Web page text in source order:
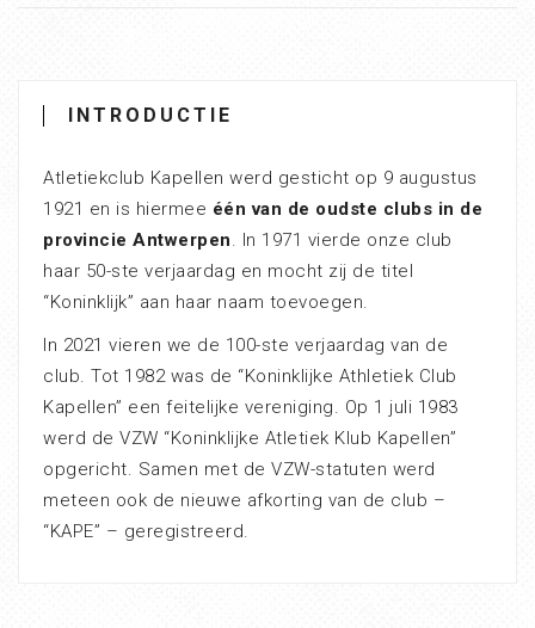
INTRODUCTIE
Atletiekclub Kapellen werd gesticht op 9 augustus
1921 en is hiermee één van de oudste clubs in de
provincie Antwerpen. In 1971 vierde onze club
haar 50-ste verjaardag en mocht zij de titel
“Koninklijk” aan haar naam toevoegen.
In 2021 vieren we de 100-ste verjaardag van de
club. Tot 1982 was de “Koninklijke Athletiek Club
Kapellen” een feitelijke vereniging. Op 1 juli 1983
werd de VZW “Koninklijke Atletiek Klub Kapellen”
opgericht. Samen met de VZW-statuten werd
meteen ook de nieuwe afkorting van de club –
“KAPE” – geregistreerd.